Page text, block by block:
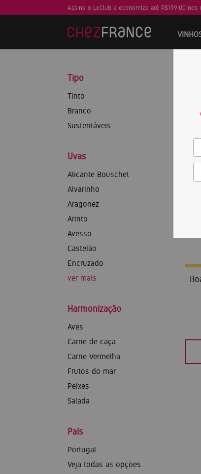
Assine o LeClub e economize até R$199,00
Tipo
Tinto
Branco
Sustentáveis
Uvas
Alicante Bouschet
Alvarinho
Aragonez
Arinto
Avesso
Castelão
Encruzado
ver mais
Harmonização
Aves
Carne de caça
Carne Vermelha
Frutos do mar
Peixes
Salada
País
Portugal
Veja todas as opções